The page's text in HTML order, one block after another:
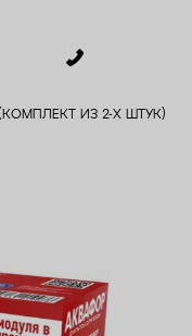
ИЗ 2-Х ШТУК)